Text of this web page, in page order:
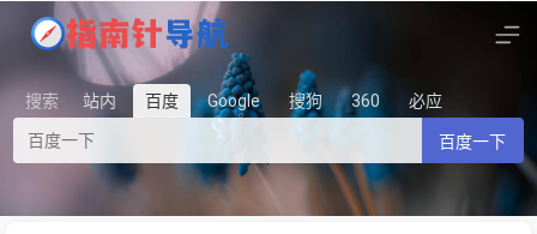
搜索 站内 百度 Google 搜狗 360 必应
百度一下